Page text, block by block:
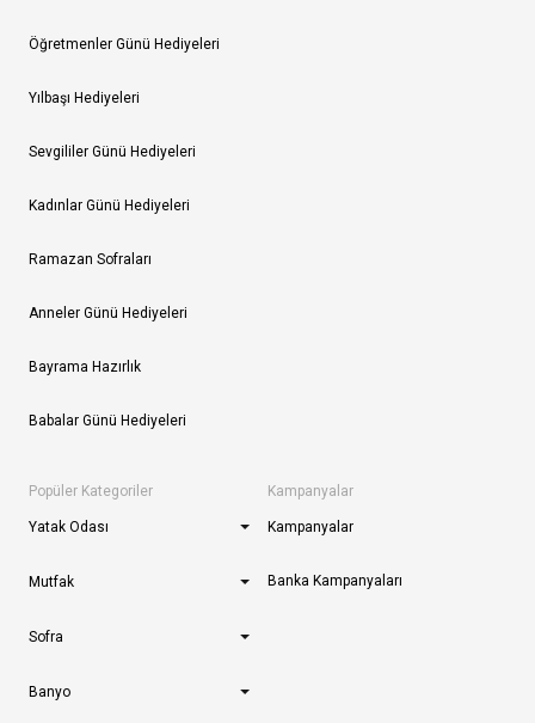
Öğretmenler Günü Hediyeleri
Yılbaşı Hediyeleri
Sevgililer Günü Hediyeleri
Kadınlar Günü Hediyeleri
Ramazan Sofraları
Anneler Günü Hediyeleri
Bayrama Hazırlık
Babalar Günü Hediyeleri
Popüler Kategoriler
Yatak Odası
Mutfak
Sofra
Banyo
Kampanyalar
Kampanyalar
Banka Kampanyaları